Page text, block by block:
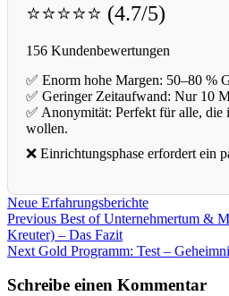
⭐⭐⭐⭐⭐ (4.7/5)
156 Kundenbewertungen
✅ Enorm hohe Margen: 50–80 %
✅ Geringer Zeitaufwand: Nur 10
✅ Anonymität: Perfekt für alle, die
wollen.
❌ Einrichtungsphase erfordert ein
Neue Erfahrungsberichte
Beitragsnavigation
Previous Previous
post:
Best of Unternehmertum &
Kreuter) – Das Fazit
Next Next
Gold Programm: Test –
Schreibe einen Kommentar